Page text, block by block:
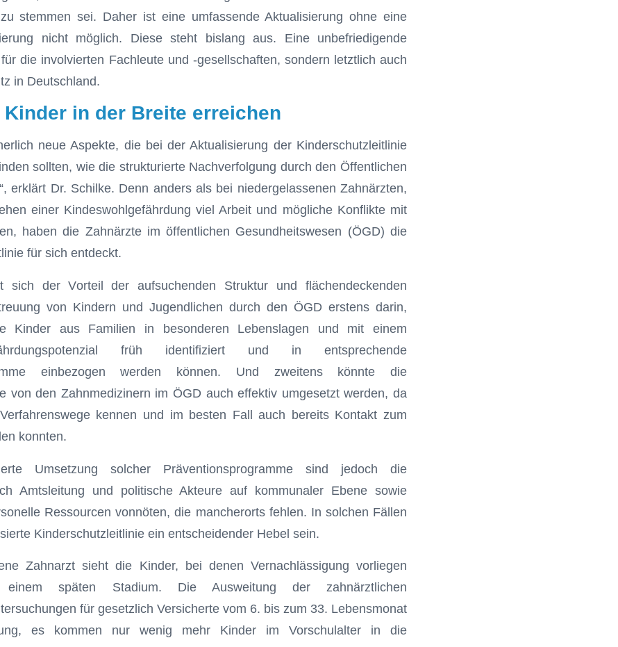
stemmen sei. Daher ist eine umfassende Aktualisierung ohne eine
nicht möglich. Diese steht bislang aus. Eine unbefriedigende
die involvierten Fachleute und -gesellschaften, sondern letztlich auch
in Deutschland.
Kinder in der Breite erreichen
neue Aspekte, die bei der Aktualisierung der Kinderschutzleitlinie
sollten, wie die strukturierte Nachverfolgung durch den Öffentlichen
erklärt Dr. Schilke. Denn anders als bei niedergelassenen Zahnärzten,
einer Kindeswohlgefährdung viel Arbeit und mögliche Konflikte mit
haben die Zahnärzte im öffentlichen Gesundheitswesen (ÖGD) die
für sich entdeckt.
sich der Vorteil der aufsuchenden Struktur und flächendeckenden
von Kindern und Jugendlichen durch den ÖGD erstens darin,
Kinder aus Familien in besonderen Lebenslagen und mit einem
früh identifiziert und in entsprechende
einbezogen werden können. Und zweitens könnte die
von den Zahnmedizinern im ÖGD auch effektiv umgesetzt werden, da
kennen und im besten Fall auch bereits Kontakt zum
konnten.
Umsetzung solcher Präven­tionsprogramme sind jedoch die
Amtsleitung und politische Akteure auf kommunaler Ebene sowie
Ressourcen vonnöten, die mancherorts fehlen. In solchen Fällen
Kinderschutzleitlinie ein entscheidender Hebel sein.
Zahnarzt sieht die Kinder, bei denen Vernachlässigung vorliegen
späten Stadium. Die Ausweitung der zahnärztlichen
für gesetzlich Versicherte vom 6. bis zum 33. Lebensmonat
es kommen nur wenig mehr Kinder im Vorschulalter in die